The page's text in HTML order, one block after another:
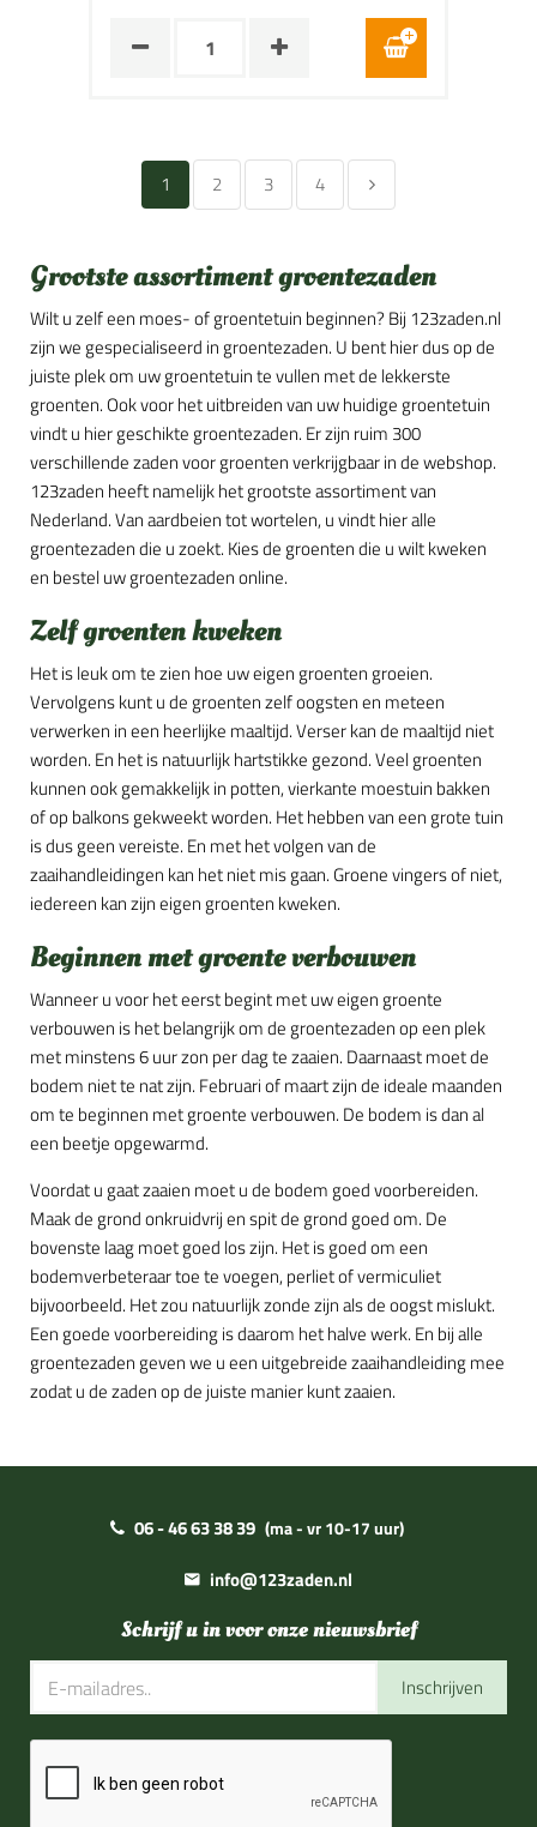
1 2 3 4
Grootste assortiment groentezaden
Wilt u zelf een moes- of groentetuin beginnen? Bij 123zaden.nl
zijn we gespecialiseerd in groentezaden. U bent hier dus op de
juiste plek om uw groentetuin te vullen met de lekkerste
groenten. Ook voor het uitbreiden van uw huidige groentetuin
vindt u hier geschikte groentezaden. Er zijn ruim 300
verschillende zaden voor groenten verkrijgbaar in de webshop.
123zaden heeft namelijk het grootste assortiment van
Nederland. Van aardbeien tot wortelen, u vindt hier alle
groentezaden die u zoekt. Kies de groenten die u wilt kweken
en bestel uw groentezaden online.
Zelf groenten kweken
Het is leuk om te zien hoe uw eigen groenten groeien.
Vervolgens kunt u de groenten zelf oogsten en meteen
verwerken in een heerlijke maaltijd. Verser kan de maaltijd niet
worden. En het is natuurlijk hartstikke gezond. Veel groenten
kunnen ook gemakkelijk in potten, vierkante moestuin bakken
of op balkons gekweekt worden. Het hebben van een grote tuin
is dus geen vereiste. En met het volgen van de
zaaihandleidingen kan het niet mis gaan. Groene vingers of niet,
iedereen kan zijn eigen groenten kweken.
Beginnen met groente verbouwen
Wanneer u voor het eerst begint met uw eigen groente
verbouwen is het belangrijk om de groentezaden op een plek
met minstens 6 uur zon per dag te zaaien. Daarnaast moet de
bodem niet te nat zijn. Februari of maart zijn de ideale maanden
om te beginnen met groente verbouwen. De bodem is dan al
een beetje opgewarmd.
Voordat u gaat zaaien moet u de bodem goed voorbereiden.
Maak de grond onkruidvrij en spit de grond goed om. De
bovenste laag moet goed los zijn. Het is goed om een
bodemverbeteraar toe te voegen, perliet of vermiculiet
bijvoorbeeld. Het zou natuurlijk zonde zijn als de oogst mislukt.
Een goede voorbereiding is daarom het halve werk. En bij alle
groentezaden geven we u een uitgebreide zaaihandleiding mee
zodat u de zaden op de juiste manier kunt zaaien.
06 - 46 63 38 39 (ma - vr 10-17 uur)
info@123zaden.nl
Schrijf u in voor onze nieuwsbrief
Inschrijven